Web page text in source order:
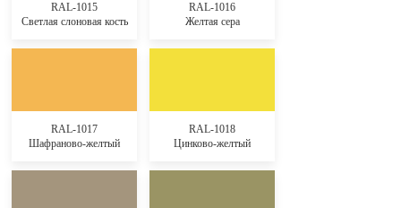
RAL-1015
Светлая слоновая кость
RAL-1016
Желтая сера
RAL-1017
Шафраново-желтый
RAL-1018
Цинково-желтый